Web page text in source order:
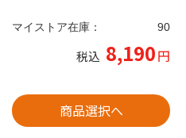
マイストア在庫： 90
税込 8,190円
商品選択へ